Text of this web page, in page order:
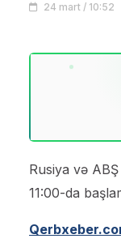
24 mart / 10:52
Rusiya və
11:00-da